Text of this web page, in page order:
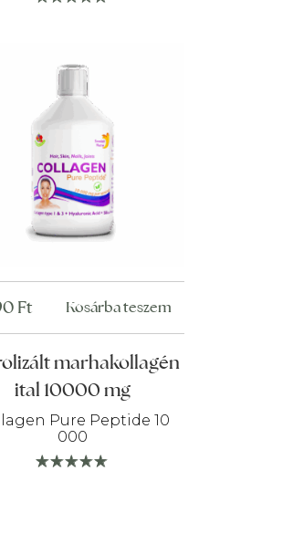
marhakollagén
ital 10000 mg
Pure Peptide 10
000
Ft Kosárba teszem